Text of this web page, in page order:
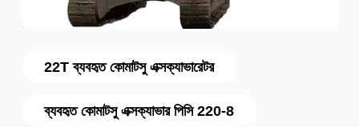
22T ব্যবহৃত কোমাটসু এক্সক্যাভারেটর
ব্যবহৃত কোমাটসু এক্সক্যাভার পিসি 220-8